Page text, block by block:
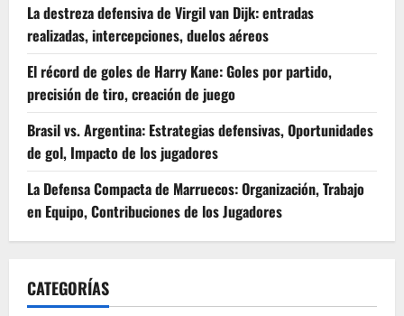
La destreza defensiva de Virgil van Dijk: entradas
realizadas, intercepciones, duelos aéreos
El récord de goles de Harry Kane: Goles por partido,
precisión de tiro, creación de juego
Brasil vs. Argentina: Estrategias defensivas, Oportunidades
de gol, Impacto de los jugadores
La Defensa Compacta de Marruecos: Organización, Trabajo
en Equipo, Contribuciones de los Jugadores
CATEGORÍAS